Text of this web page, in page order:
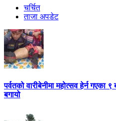
चर्चित
ताजा अपडेट
पर्वतको वारीबेनीमा महोत्सव हेर्न गएका
बगायो